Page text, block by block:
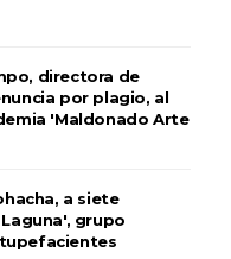
directora de
por plagio, al
'Maldonado Arte
a siete
grupo